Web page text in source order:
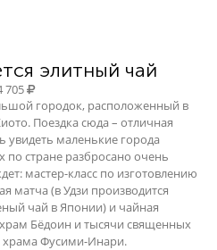
элитный чай
705
городок, расположенный в
Поездка сюда – отличная
увидеть маленькие города
по стране разбросано очень
мастер-класс по изготовлению
матча (в Удзи производится
чай в Японии) и чайная
Бёдоин и тысячи священных
храма Фусими-Инари.